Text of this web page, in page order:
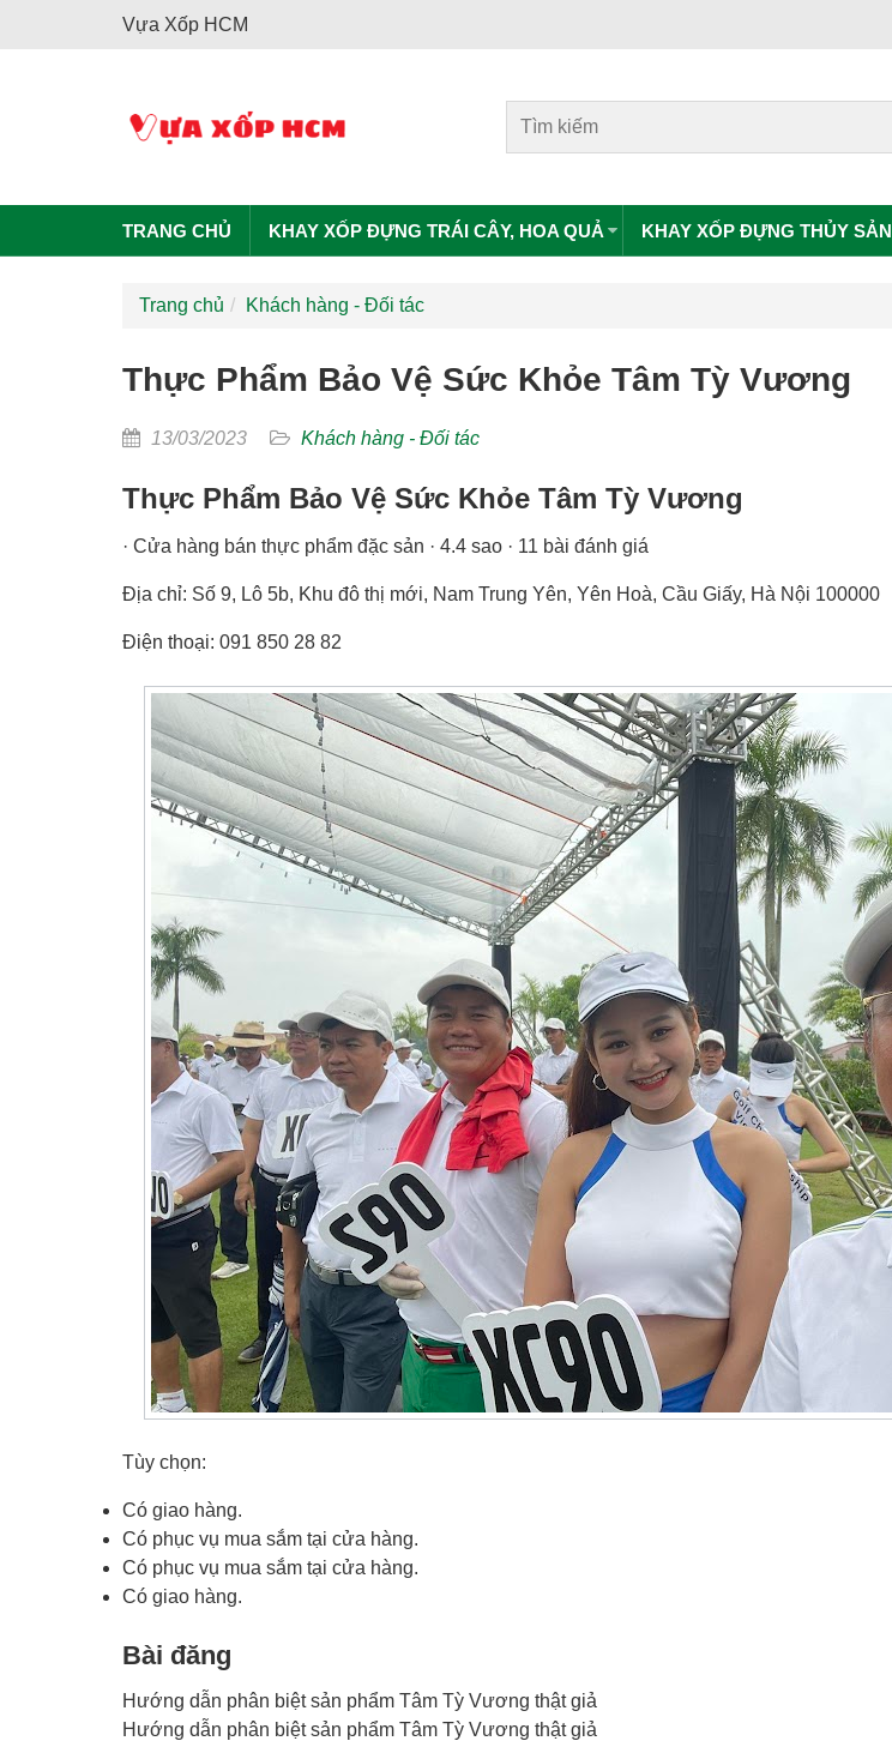
Vựa Xốp HCM
TRANG CHỦ KHAY XỐP ĐỰNG TRÁI CÂY, HOA QUẢ KHAY XỐP ĐỰNG THỦY SẢN
Trang chủ Khách hàng - Đối tác
Thực Phẩm Bảo Vệ Sức Khỏe Tâm Tỳ Vương
13/03/2023 Khách hàng - Đối tác
Thực Phẩm Bảo Vệ Sức Khỏe Tâm Tỳ Vương
· Cửa hàng bán thực phẩm đặc sản · 4.4 sao · 11 bài đánh giá
Địa chỉ: Số 9, Lô 5b, Khu đô thị mới, Nam Trung Yên, Yên Hoà, Cầu Giấy, Hà Nội 100000
Điện thoại: 091 850 28 82
Tùy chọn:
Có giao hàng.
Có phục vụ mua sắm tại cửa hàng.
Có phục vụ mua sắm tại cửa hàng.
Có giao hàng.
Bài đăng
Hướng dẫn phân biệt sản phẩm Tâm Tỳ Vương thật giả
Hướng dẫn phân biệt sản phẩm Tâm Tỳ Vương thật giả